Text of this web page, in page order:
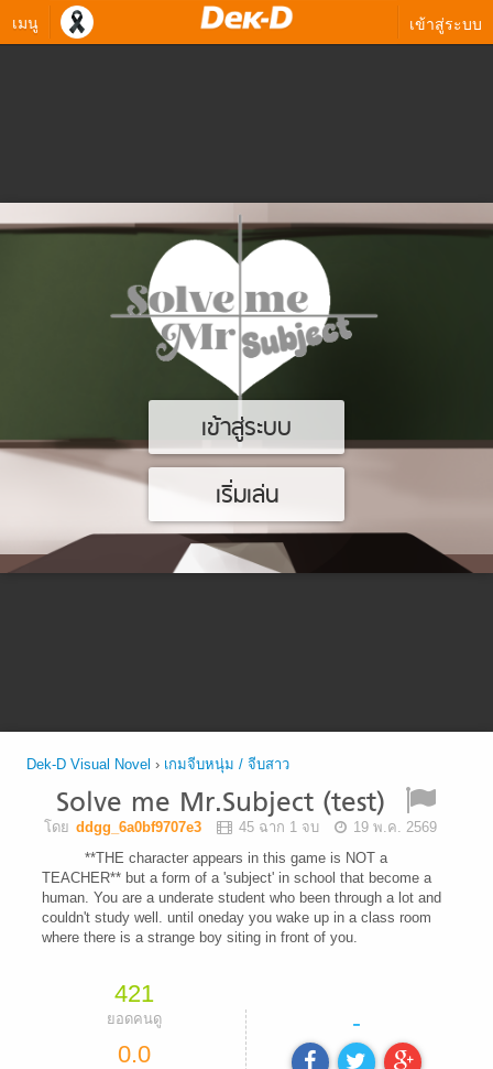
เมนู เข้าสู่ระบบ
เข้าสู่ระบบ
เริ่มเล่น
Dek-D Visual Novel › เกมจีบหนุ่ม / จีบสาว
Solve me Mr.Subject (test)
โดย ddgg_6a0bf9707e3 45 ฉาก 1 จบ
19 พ.ค. 2569
**THE character appears in this game is NOT a
TEACHER** but a form of a 'subject' in school that become a
human. You are a underate student who been through a lot and
couldn't study well. until oneday you wake up in a class room
where there is a strange boy siting in front of you.
421
ยอดคนดู
0.0
-